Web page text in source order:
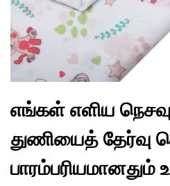
எங்கள் எளிய
துணியைத் தேர்வு
பாரம்பரியமானதும்